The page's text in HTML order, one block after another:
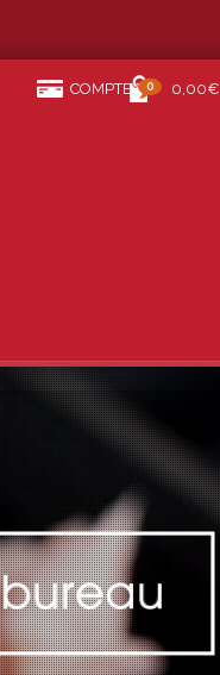
COMPTE 0 0,00€